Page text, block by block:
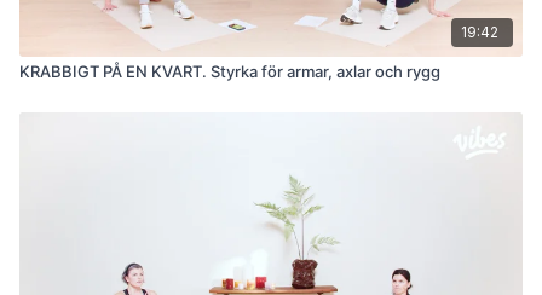
19:42
KRABBIGT PÅ EN KVART. Styrka för armar, axlar och rygg